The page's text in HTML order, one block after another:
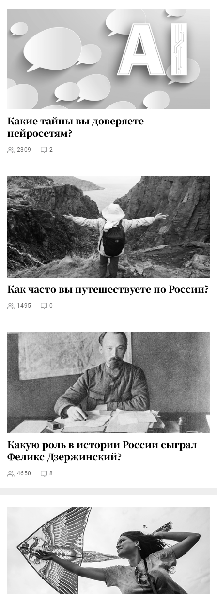
Какие тайны вы доверяете
нейросетям?
2309 2
Как часто вы путешествуете по России?
1495 0
Какую роль в истории России сыграл
Феликс Дзержинский?
4650 8